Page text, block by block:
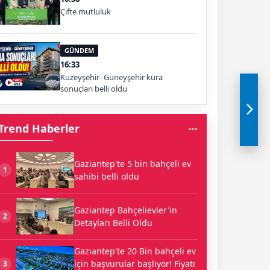
Çifte mutluluk
GÜNDEM
16:33
Kuzeyşehir- Güneyşehir kura
sonuçları belli oldu
Haberler
1
Gaziantep'te 5 bin bahçeli ev
sahibi belli oldu
2
Gaziantep Bahçelievler'in
Detayları Belli Oldu
3
Gaziantep'te 20 Bin bahçeli ev
için başvurular başlıyor! Fiyatı